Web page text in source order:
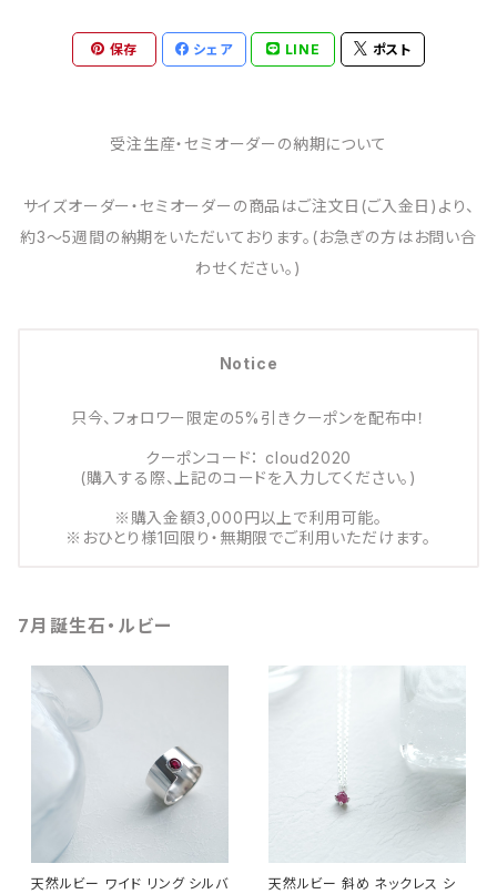
保存 シェア LINE ポスト
受注生産・セミオーダーの納期について
サイズオーダー・セミオーダーの商品はご注文日(ご入金日)より、
約3～5週間の納期をいただいております。(お急ぎの方はお問い合
わせください。)
Notice
只今、フォロワー限定の5%引きクーポンを配布中！
クーポンコード： cloud2020
(購入する際、上記のコードを入力してください。)
※購入金額3,000円以上で利用可能。
※おひとり様1回限り・無期限でご利用いただけます。
7月誕生石・ルビー
天然ルビー ワイド リング シルバ 天然ルビー 斜め ネックレス シ